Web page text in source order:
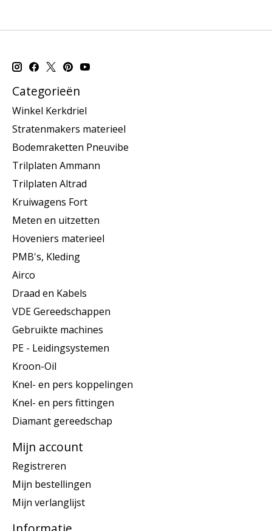
Categorieën
Winkel Kerkdriel
Stratenmakers materieel
Bodemraketten Pneuvibe
Trilplaten Ammann
Trilplaten Altrad
Kruiwagens Fort
Meten en uitzetten
Hoveniers materieel
PMB's, Kleding
Airco
Draad en Kabels
VDE Gereedschappen
Gebruikte machines
PE - Leidingsystemen
Kroon-Oil
Knel- en pers koppelingen
Knel- en pers fittingen
Diamant gereedschap
Mijn account
Registreren
Mijn bestellingen
Mijn verlanglijst